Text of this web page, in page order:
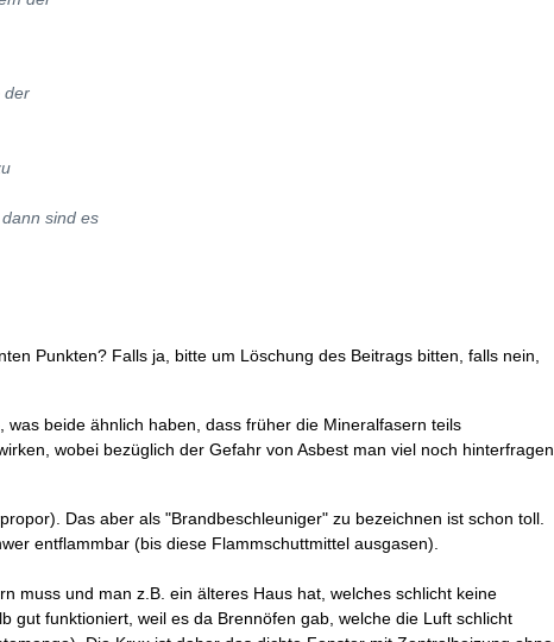
der
sind es
Punkten? Falls ja, bitte um Löschung des Beitrags bitten, falls nein,
beide ähnlich haben, dass früher die Mineralfasern teils
wobei bezüglich der Gefahr von Asbest man viel noch hinterfragen
Das aber als "Brandbeschleuniger" zu bezeichnen ist schon toll.
entflammbar (bis diese Flammschuttmittel ausgasen).
muss und man z.B. ein älteres Haus hat, welches schlicht keine
gut funktioniert, weil es da Brennöfen gab, welche die Luft schlicht